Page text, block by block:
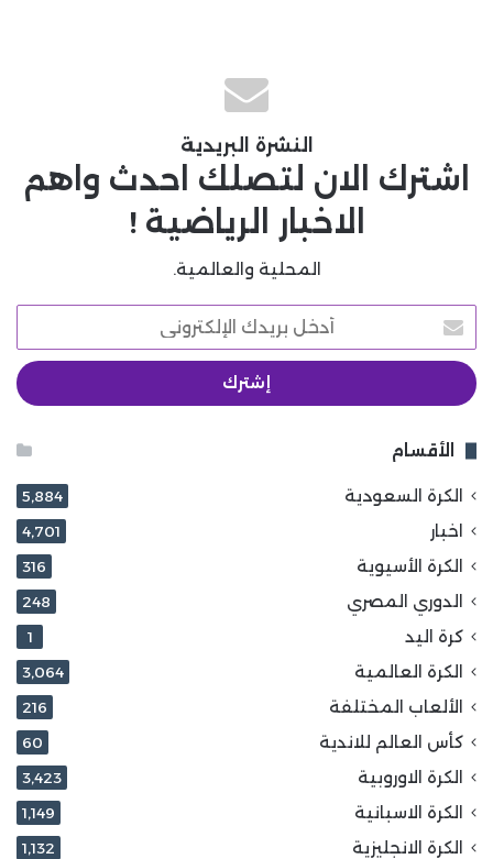
النشرة البريدية
اشترك الان لتصلك احدث واهم
الاخبار الرياضية !
المحلية والعالمية.
أدخل
بريدك
الإلكتروني
الأقسام
الكرة السعودية 5٬884
اخبار 4٬701
الكرة الأسيوية 316
الدوري المصري 248
كرة اليد 1
الكرة العالمية 3٬064
الألعاب المختلفة 216
كأس العالم للاندية 60
الكرة الاوروبية 3٬423
الكرة الاسبانية 1٬149
الكرة الانجليزية 1٬132